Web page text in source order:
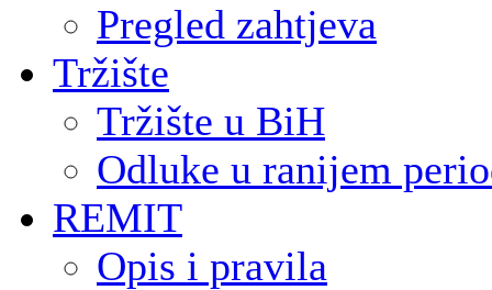
Pregled zahtjeva
Tržište
Tržište u BiH
Odluke u ranijem
REMIT
Opis i pravila